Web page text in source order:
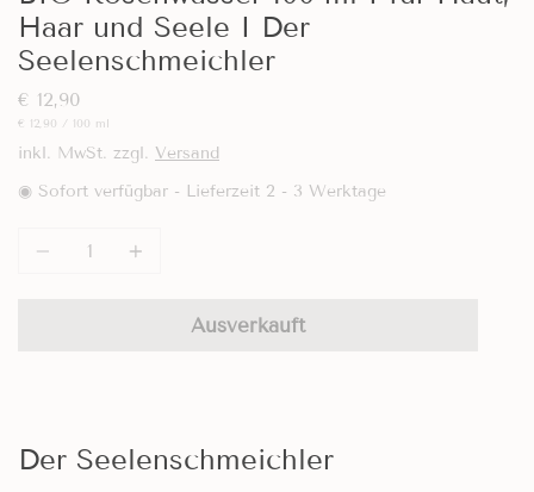
Haar und Seele I Der
Seelenschmeichler
€ 12,90
Preis
Einheit
€ 12,90 / je100 ml
inkl. MwSt. zzgl. Versand
◉ Sofort verfügbar - Lieferzeit 2 - 3 Werktage
Ausverkauft
Der Seelenschmeichler